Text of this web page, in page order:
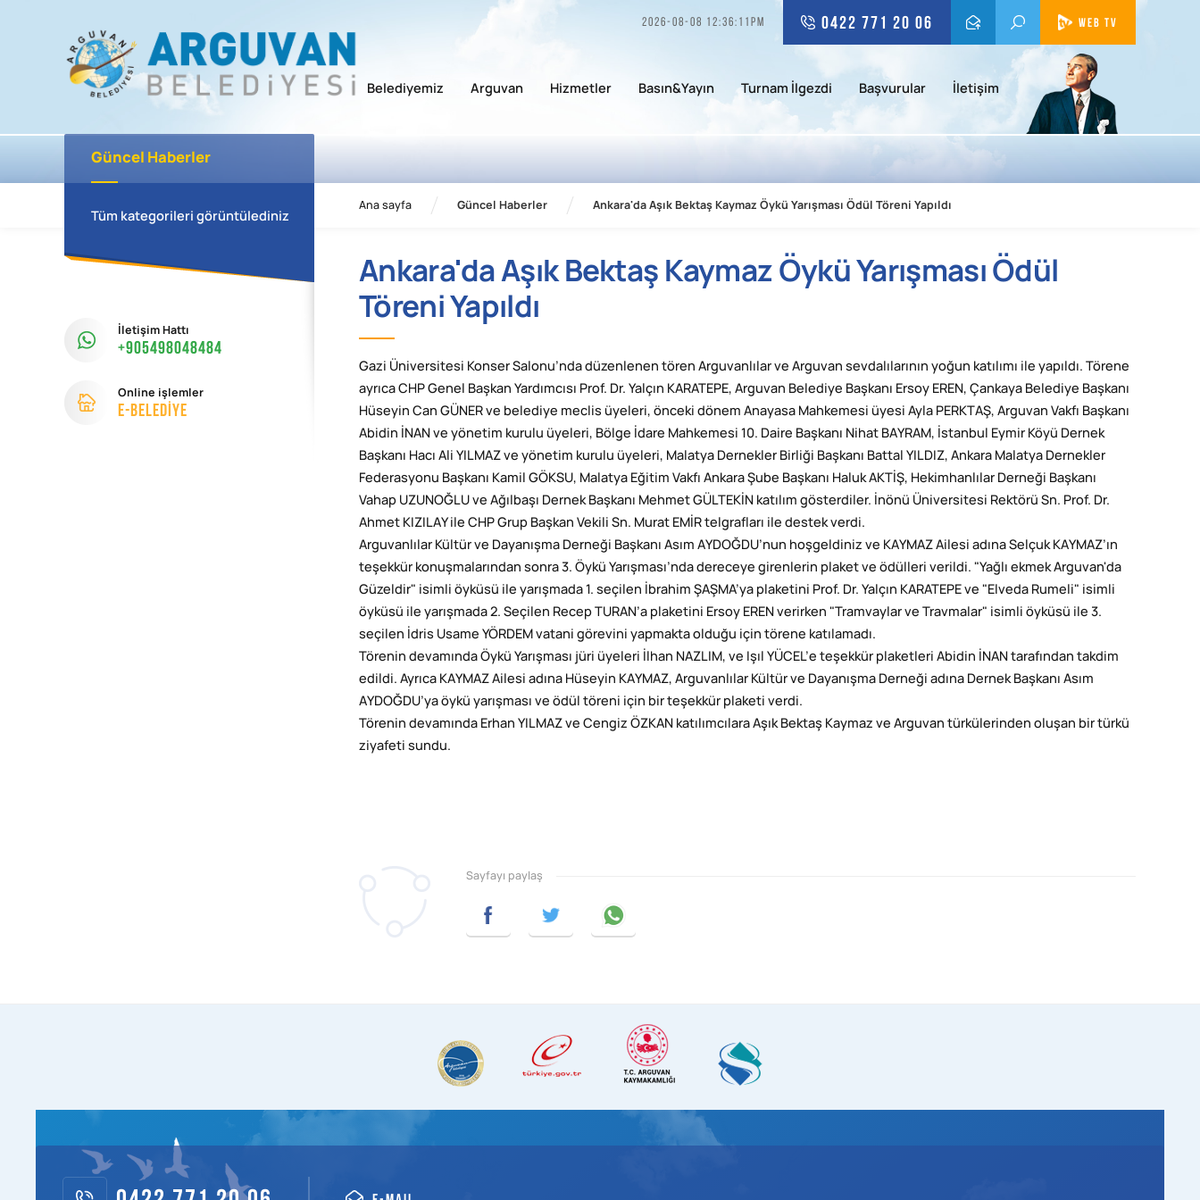
WEB TV
0422 771 20 06
2026-08-08 12:36:11pm
Belediyemiz Arguvan Hizmetler Basın&Yayın Turnam İlgezdi Başvurular İletişim
Ana sayfa Güncel Haberler Ankara'da Aşık Bektaş Kaymaz Öykü Yarışması Ödül Töreni Yapıldı
Güncel Haberler
Tüm kategorileri görüntülediniz
İletişim Hattı
+905498048484
Online işlemler
e-Beledİye
Ankara'da Aşık Bektaş Kaymaz Öykü Yarışması Ödül
Töreni Yapıldı
Gazi Üniversitesi Konser Salonu’nda düzenlenen tören Arguvanlılar ve Arguvan sevdalılarının yoğun katılımı ile yapıldı. Törene
ayrıca CHP Genel Başkan Yardımcısı Prof. Dr. Yalçın KARATEPE, Arguvan Belediye Başkanı Ersoy EREN, Çankaya Belediye Başkanı
Hüseyin Can GÜNER ve belediye meclis üyeleri, önceki dönem Anayasa Mahkemesi üyesi Ayla PERKTAŞ, Arguvan Vakfı Başkanı
Abidin İNAN ve yönetim kurulu üyeleri, Bölge İdare Mahkemesi 10. Daire Başkanı Nihat BAYRAM, İstanbul Eymir Köyü Dernek
Başkanı Hacı Ali YILMAZ ve yönetim kurulu üyeleri, Malatya Dernekler Birliği Başkanı Battal YILDIZ, Ankara Malatya Dernekler
Federasyonu Başkanı Kamil GÖKSU, Malatya Eğitim Vakfı Ankara Şube Başkanı Haluk AKTİŞ, Hekimhanlılar Derneği Başkanı
Vahap UZUNOĞLU ve Ağılbaşı Dernek Başkanı Mehmet GÜLTEKİN katılım gösterdiler. İnönü Üniversitesi Rektörü Sn. Prof. Dr.
Ahmet KIZILAY ile CHP Grup Başkan Vekili Sn. Murat EMİR telgrafları ile destek verdi.
Arguvanlılar Kültür ve Dayanışma Derneği Başkanı Asım AYDOĞDU’nun hoşgeldiniz ve KAYMAZ Ailesi adına Selçuk KAYMAZ’ın
teşekkür konuşmalarından sonra 3. Öykü Yarışması’nda dereceye girenlerin plaket ve ödülleri verildi. "Yağlı ekmek Arguvan'da
Güzeldir" isimli öyküsü ile yarışmada 1. seçilen İbrahim ŞAŞMA’ya plaketini Prof. Dr. Yalçın KARATEPE ve "Elveda Rumeli" isimli
öyküsü ile yarışmada 2. Seçilen Recep TURAN’a plaketini Ersoy EREN verirken "Tramvaylar ve Travmalar" isimli öyküsü ile 3.
seçilen İdris Usame YÖRDEM vatani görevini yapmakta olduğu için törene katılamadı.
Törenin devamında Öykü Yarışması jüri üyeleri İlhan NAZLIM, ve Işıl YÜCEL’e teşekkür plaketleri Abidin İNAN tarafından takdim
edildi. Ayrıca KAYMAZ Ailesi adına Hüseyin KAYMAZ, Arguvanlılar Kültür ve Dayanışma Derneği adına Dernek Başkanı Asım
AYDOĞDU’ya öykü yarışması ve ödül töreni için bir teşekkür plaketi verdi.
Törenin devamında Erhan YILMAZ ve Cengiz ÖZKAN katılımcılara Aşık Bektaş Kaymaz ve Arguvan türkülerinden oluşan bir türkü
ziyafeti sundu.
Sayfayı paylaş